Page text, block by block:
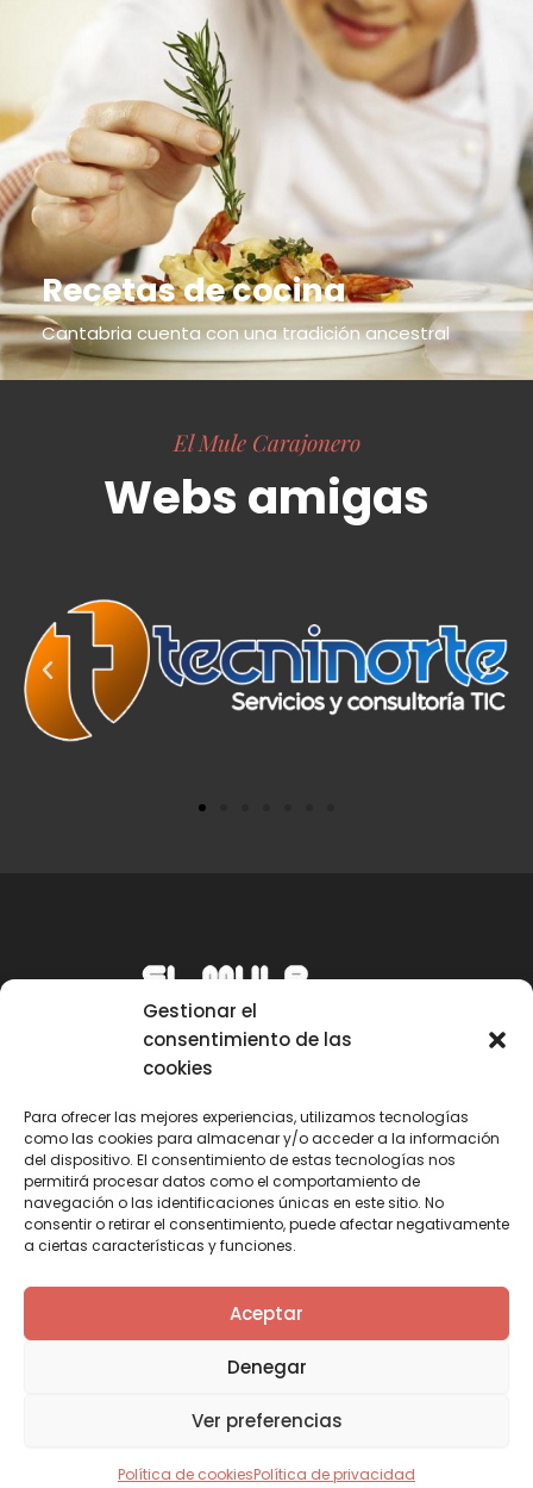
Gestionar el
consentimiento de las
cookies
Para ofrecer las mejores experiencias, utilizamos tecnologías
como las cookies para almacenar y/o acceder a la información
del dispositivo. El consentimiento de estas tecnologías nos
permitirá procesar datos como el comportamiento de
navegación o las identificaciones únicas en este sitio. No
consentir o retirar el consentimiento, puede afectar negativamente
a ciertas características y funciones.
Aceptar
Denegar
Ver preferencias
Política de cookiesPolítica de privacidad
Recetas de cocina
Cantabria cuenta con una tradición ancestral
El Mule Carajonero
Webs amigas
Email
mule@mulecarajonero.com
Síguenos en redes sociales
a
k
T
w
i
t
e
Y
o
u
t
b
n
a